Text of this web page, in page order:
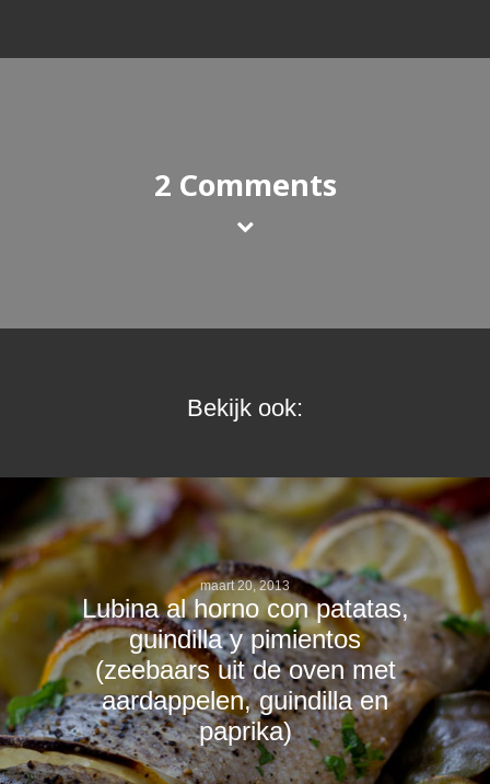
2 Comments
Bekijk ook:
maart 20, 2013
Lubina al horno con patatas,
guindilla y pimientos
(zeebaars uit de oven met
aardappelen, guindilla en
paprika)